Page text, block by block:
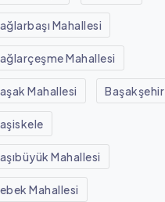
Mahallesi
Mahallesi
Mahallesi Başakşehir
Mahallesi
Mahallesi